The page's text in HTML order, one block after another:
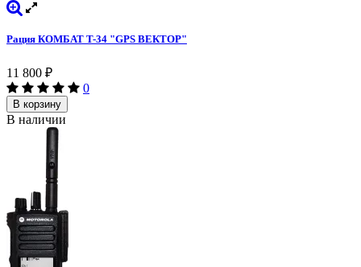
Рация КОМБАТ T-34 "GPS ВЕКТОР"
11 800 ₽
0
В корзину
В наличии